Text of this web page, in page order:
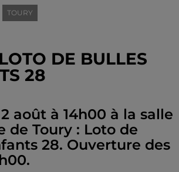
TOURY
DE BULLES
28
août à 14h00 à la salle
de Toury : Loto de
28. Ouverture des